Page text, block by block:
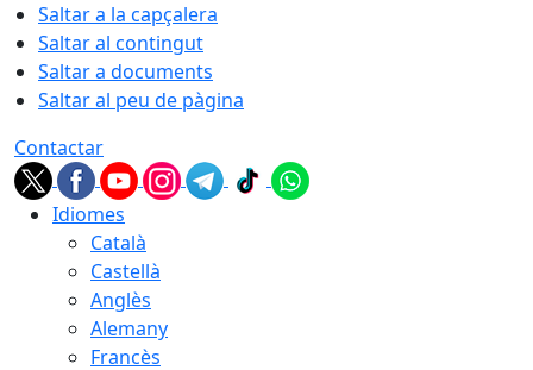
Saltar a la capçalera
Saltar al contingut
Saltar a documents
Saltar al peu de pàgina
Contactar
Idiomes
Català
Castellà
Anglès
Alemany
Francès